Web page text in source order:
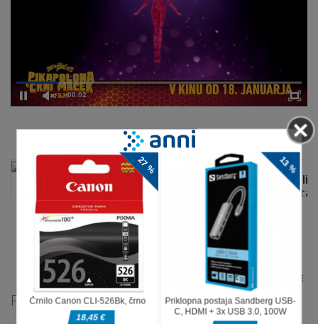
00:02
DELJENJE
PRIPOROČAMO